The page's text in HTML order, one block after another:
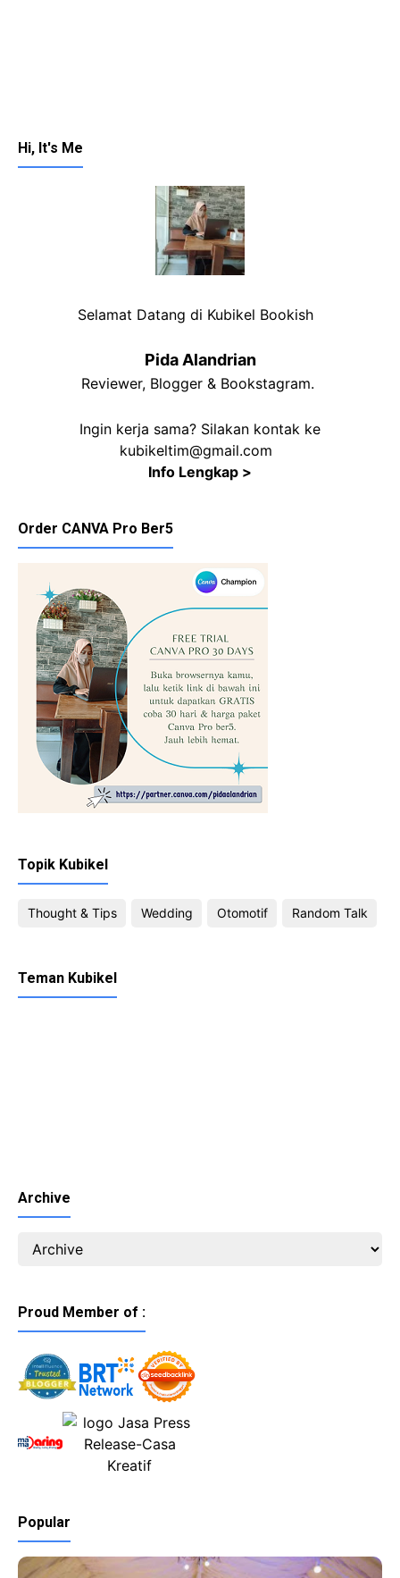
Hi, It's Me
Selamat Datang di Kubikel Bookish
Pida Alandrian
Reviewer, Blogger & Bookstagram.
Ingin kerja sama? Silakan kontak ke
kubikeltim@gmail.com
Info Lengkap >
Order CANVA Pro Ber5
Topik Kubikel
Thought & Tips Wedding Otomotif Random Talk
Teman Kubikel
Archive
Proud Member of :
Popular